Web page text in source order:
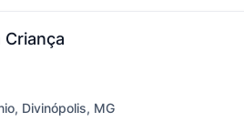
Divinópolis, MG